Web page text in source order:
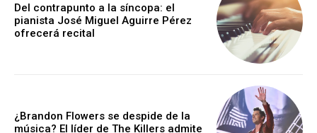
Del contrapunto a la síncopa: el
pianista José Miguel Aguirre Pérez
ofrecerá recital
¿Brandon Flowers se despide de la
música? El líder de The Killers admite